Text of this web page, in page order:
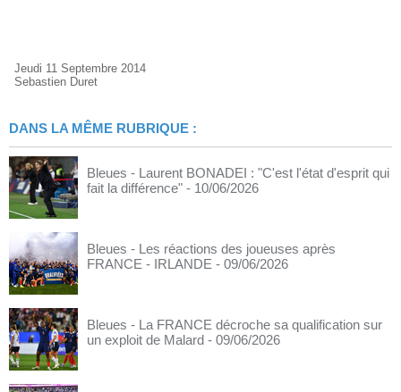
Jeudi 11 Septembre 2014
Sebastien Duret
DANS LA MÊME RUBRIQUE :
Bleues - Laurent BONADEI : "C'est l'état d'esprit qui
fait la différence" - 10/06/2026
Bleues - Les réactions des joueuses après
FRANCE - IRLANDE - 09/06/2026
Bleues - La FRANCE décroche sa qualification sur
un exploit de Malard - 09/06/2026